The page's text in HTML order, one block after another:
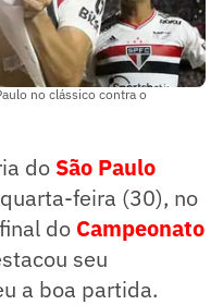
no clássico contra o
do São Paulo
feira (30), no
do Campeonato
seu
a boa partida.